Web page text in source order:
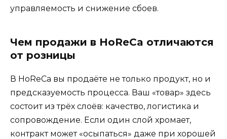
управляемость и снижение сбоев.
Чем продажи в HoReCa отличаются
от розницы
В HoReCa вы продаёте не только продукт, но и
предсказуемость процесса. Ваш «товар» здесь
состоит из трёх слоёв: качество, логистика и
сопровождение. Если один слой хромает,
контракт может «осыпаться» даже при хорошей